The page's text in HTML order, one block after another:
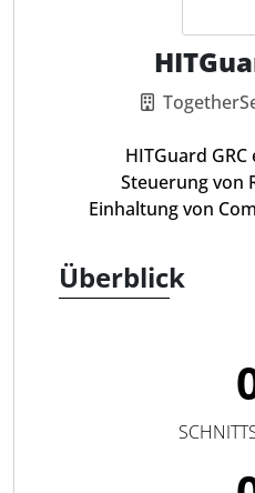
HITGuard
Steuerung von
Einhaltung von
Überblick